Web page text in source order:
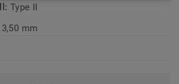
Type II
3,50 mm